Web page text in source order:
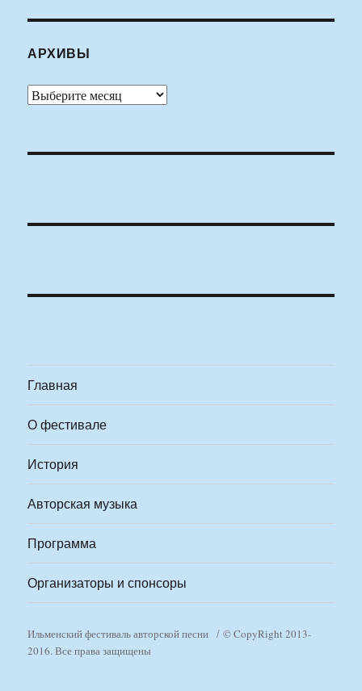
АРХИВЫ
Архивы
Главная
О фестивале
История
Авторская музыка
Программа
Организаторы и спонсоры
Ильменский фестиваль авторской песни
© CopyRight 2013-
2016. Все права защищены